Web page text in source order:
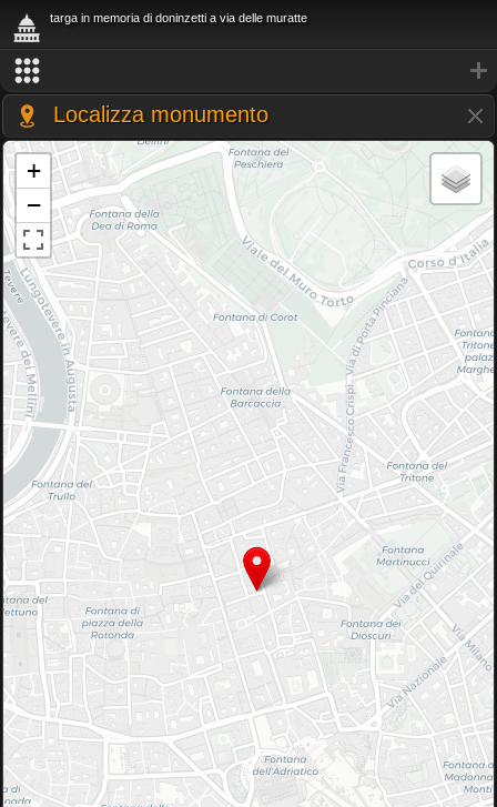
targa in memoria di doninzetti a via delle muratte
Localizza monumento
+
−